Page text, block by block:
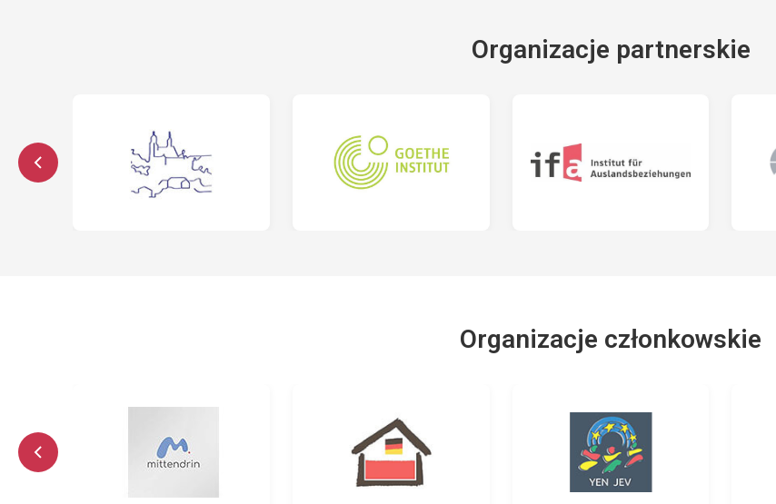
Organizacje partnerskie
Organizacje członkowskie